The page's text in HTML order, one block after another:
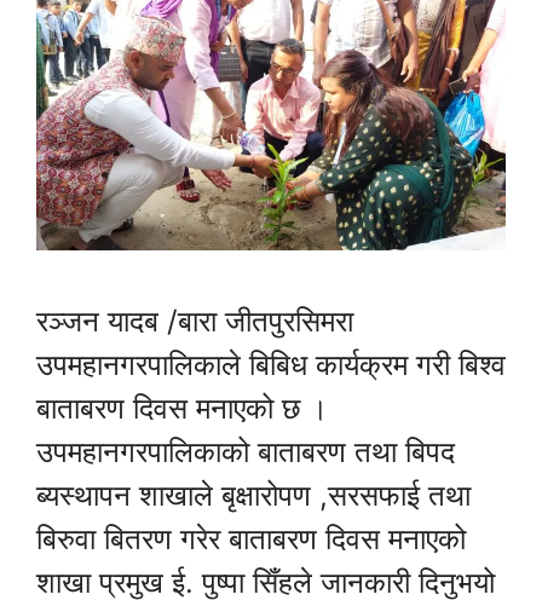
रञ्जन यादब /बारा जीतपुरसिमरा
उपमहानगरपालिकाले बिबिध कार्यक्रम गरी बिश्व
बाताबरण दिवस मनाएको छ ।
उपमहानगरपालिकाको बाताबरण तथा बिपद
ब्यस्थापन शाखाले बृक्षारोपण ,सरसफाई तथा
बिरुवा बितरण गरेर बाताबरण दिवस मनाएको
शाखा प्रमुख ई. पुष्पा सिँहले जानकारी दिनुभयो